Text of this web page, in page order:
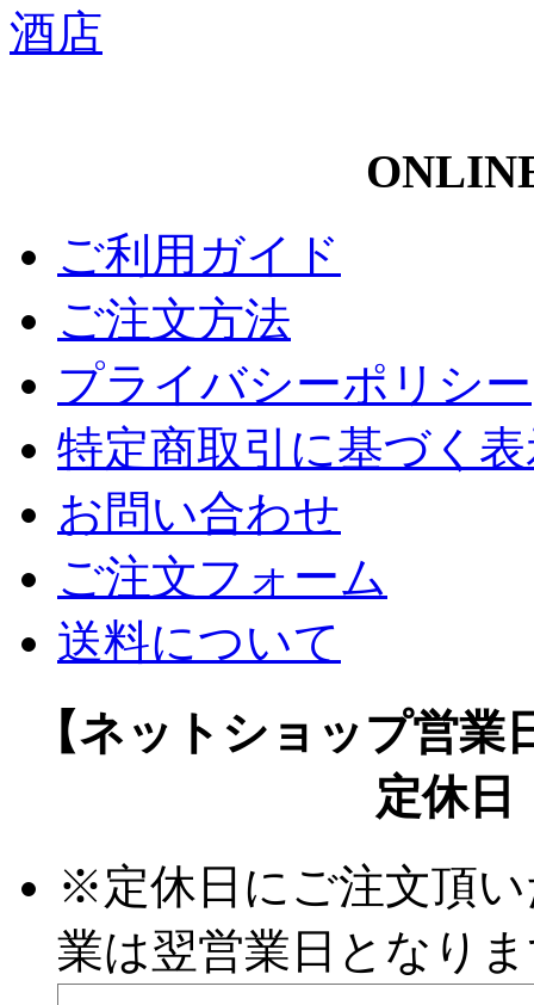
ご利用ガイド
ご注文方法
プライバシーポリシー
特定商取引に基づく
お問い合わせ
ご注文フォーム
送料について
【ネットショップ営
定休日
※定休日にご注文頂
業は翌営業日となり